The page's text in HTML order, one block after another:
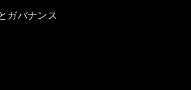
ガバナンス